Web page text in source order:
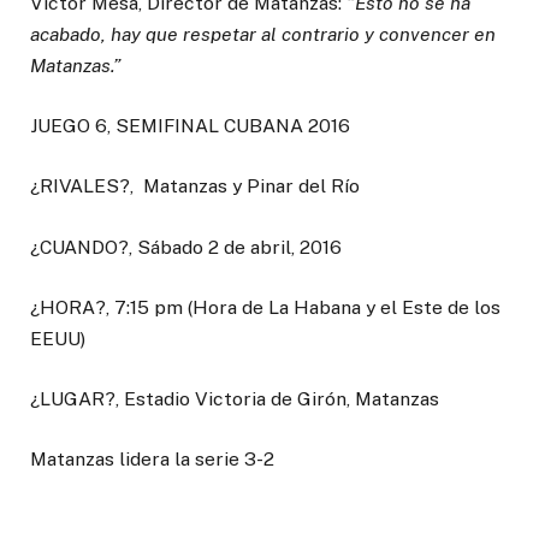
acabado, hay que respetar al contrario y convencer en
Matanzas.”
JUEGO 6, SEMIFINAL CUBANA 2016
¿RIVALES?, Matanzas y Pinar del Río
¿CUANDO?, Sábado 2 de abril, 2016
¿HORA?, 7:15 pm (Hora de La Habana y el Este de los
EEUU)
¿LUGAR?, Estadio Victoria de Girón, Matanzas
Matanzas lidera la serie 3-2